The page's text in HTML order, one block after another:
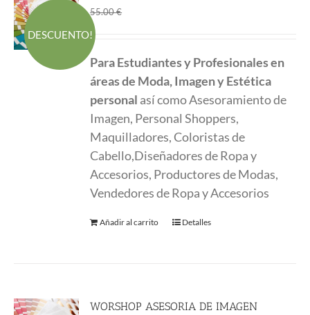
DESCUENTO!
55.00€
era:
55.00 €.
es:
45.00 €.
Para Estudiantes y Profesionales en
áreas de Moda, Imagen y Estética
personal así como Asesoramiento de
Imagen, Personal Shoppers,
Maquilladores, Coloristas de
Cabello,Diseñadores de Ropa y
Accesorios, Productores de Modas,
Vendedores de Ropa y Accesorios
Añadir al carrito Detalles
WORSHOP ASESORIA DE IMAGEN